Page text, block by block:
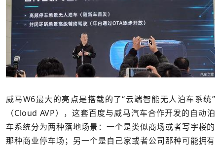
威马W6最大的亮点是搭载的了“云端智能无人泊车系统”
（Cloud AVP），这套百度与威马汽车合作开发的自动泊
车系统分为两种落地场景：一个是类似商场或者写字楼的
那种商业停车场；另一个是自己家或者公司那种可能拥有